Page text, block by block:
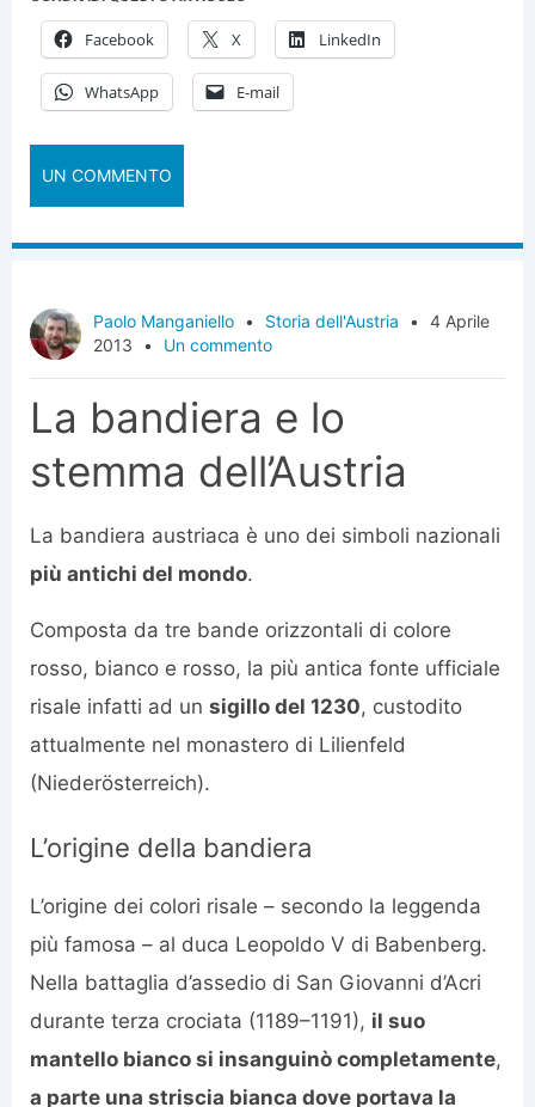
Facebook X LinkedIn
WhatsApp E-mail
UN COMMENTO
Paolo Manganiello • Storia dell'Austria •
4 Aprile
2013
• Un commento
La bandiera e lo
stemma dell’Austria
La bandiera austriaca è uno dei simboli nazionali
più antichi del mondo.
Composta da tre bande orizzontali di colore
rosso, bianco e rosso, la più antica fonte ufficiale
risale infatti ad un sigillo del 1230, custodito
attualmente nel monastero di Lilienfeld
(Niederösterreich).
L’origine della bandiera
L’origine dei colori risale – secondo la leggenda
più famosa – al duca Leopoldo V di Babenberg.
Nella battaglia d’assedio di San Giovanni d’Acri
durante terza crociata (1189–1191), il suo
mantello bianco si insanguinò completamente,
a parte una striscia bianca dove portava la